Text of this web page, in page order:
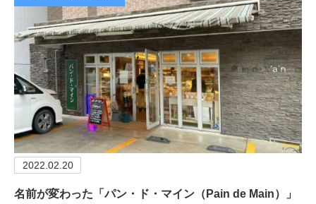
2022.02.20
名前が変わった「パン・ド・マイン（Pain de Main）」